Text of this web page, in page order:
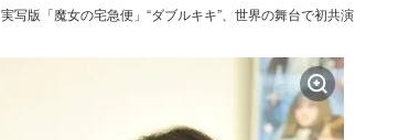
実写版「魔女の宅急便」“ダブルキキ”、世界の舞台で初共演